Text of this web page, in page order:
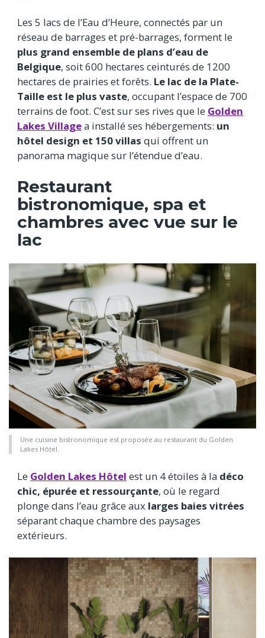
Les 5 lacs de l’Eau d’Heure, connectés par un
réseau de barrages et pré-barrages, forment le
plus grand ensemble de plans d’eau de
Belgique, soit 600 hectares ceinturés de 1200
hectares de prairies et forêts. Le lac de la Plate-
Taille est le plus vaste, occupant l’espace de 700
terrains de foot. C’est sur ses rives que le Golden
Lakes Villagea installé ses hébergements: un
hôtel design et 150 villas qui offrent un
panorama magique sur l’étendue d’eau.
Restaurant
bistronomique, spa et
chambres avec vue sur le
lac
Une cuisine bistronomique est proposée au restaurant du Golden
Lakes Hôtel.
Le Golden Lakes Hôtel est un 4 étoiles à la déco
chic, épurée et ressourçante, où le regard
plonge dans l’eau grâce aux larges baies vitrées
séparant chaque chambre des paysages
extérieurs.